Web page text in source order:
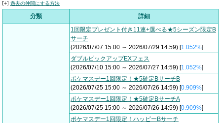
過去の仲間にする方法
分類
詳細
1回限定プレゼント付き11連+選べる★5シーズン限定B
サーチ
(2026/07/07 15:00 ～ 2026/07/29 14:59) [1.052%]
ダブルピックアップEXフェス
(2026/07/10 15:00 ～ 2026/07/27 14:59) [1.052%]
ポケマスデー1回限定！★5確定BサーチB
(2026/07/25 15:00 ～ 2026/07/26 14:59) [0.909%]
ポケマスデー1回限定！★5確定BサーチA
(2026/07/25 15:00 ～ 2026/07/26 14:59) [0.909%]
ポケマスデー1回限定！ハッピーBサーチ